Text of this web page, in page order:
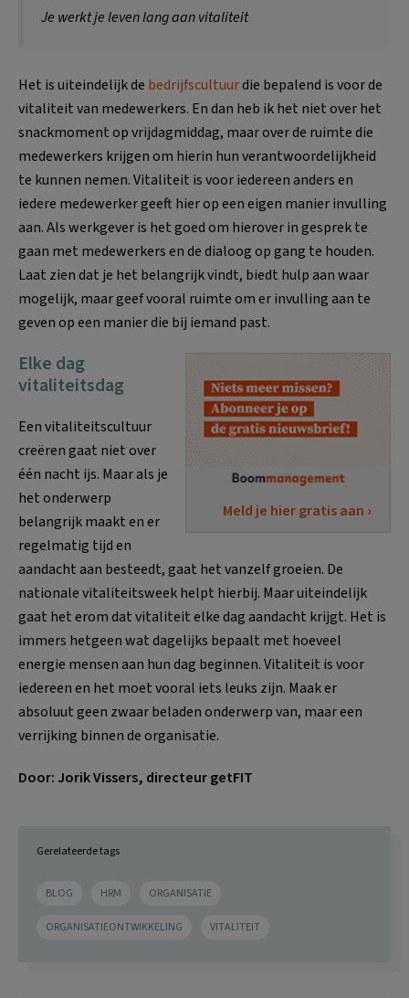
Je werkt je leven lang aan vitaliteit
Het is uiteindelijk de bedrijfscultuurdie bepalend is voor de
vitaliteit van medewerkers. En dan heb ik het niet over het
snackmoment op vrijdagmiddag, maar over de ruimte die
medewerkers krijgen om hierin hun verantwoordelijkheid
te kunnen nemen. Vitaliteit is voor iedereen anders en
iedere medewerker geeft hier op een eigen manier invulling
aan. Als werkgever is het goed om hierover in gesprek te
gaan met medewerkers en de dialoog op gang te houden.
Laat zien dat je het belangrijk vindt, biedt hulp aan waar
mogelijk, maar geef vooral ruimte om er invulling aan te
geven op een manier die bij iemand past.
Meld je hier gratis aan ›
Elke dag
vitaliteitsdag
Een vitaliteitscultuur
creëren gaat niet over
één nacht ijs. Maar als je
het onderwerp
belangrijk maakt en er
regelmatig tijd en
aandacht aan besteedt, gaat het vanzelf groeien. De
nationale vitaliteitsweek helpt hierbij. Maar uiteindelijk
gaat het erom dat vitaliteit elke dag aandacht krijgt. Het is
immers hetgeen wat dagelijks bepaalt met hoeveel
energie mensen aan hun dag beginnen. Vitaliteit is voor
iedereen en het moet vooral iets leuks zijn. Maak er
absoluut geen zwaar beladen onderwerp van, maar een
verrijking binnen de organisatie.
Door: Jorik Vissers, directeur getFIT
Gerelateerde tags
BLOG HRM ORGANISATIE
ORGANISATIEONTWIKKELING VITALITEIT